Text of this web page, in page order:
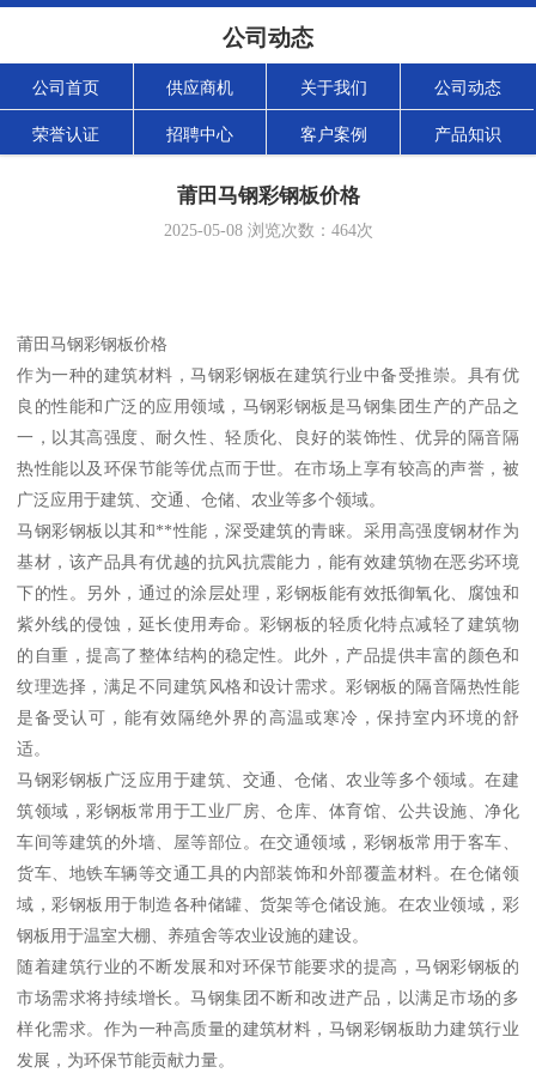
公司动态
公司首页 供应商机 关于我们 公司动态
荣誉认证 招聘中心 客户案例 产品知识
莆田马钢彩钢板价格
2025-05-08浏览次数： 464次
莆田马钢彩钢板价格
作为一种的建筑材料，马钢彩钢板在建筑行业中备受推崇。具有优
良的性能和广泛的应用领域，马钢彩钢板是马钢集团生产的产品之
一，以其高强度、耐久性、轻质化、良好的装饰性、优异的隔音隔
热性能以及环保节能等优点而于世。在市场上享有较高的声誉，被
广泛应用于建筑、交通、仓储、农业等多个领域。
马钢彩钢板以其和**性能，深受建筑的青睐。采用高强度钢材作为
基材，该产品具有优越的抗风抗震能力，能有效建筑物在恶劣环境
下的性。另外，通过的涂层处理，彩钢板能有效抵御氧化、腐蚀和
紫外线的侵蚀，延长使用寿命。彩钢板的轻质化特点减轻了建筑物
的自重，提高了整体结构的稳定性。此外，产品提供丰富的颜色和
纹理选择，满足不同建筑风格和设计需求。彩钢板的隔音隔热性能
是备受认可，能有效隔绝外界的高温或寒冷，保持室内环境的舒
适。
马钢彩钢板广泛应用于建筑、交通、仓储、农业等多个领域。在建
筑领域，彩钢板常用于工业厂房、仓库、体育馆、公共设施、净化
车间等建筑的外墙、屋等部位。在交通领域，彩钢板常用于客车、
货车、地铁车辆等交通工具的内部装饰和外部覆盖材料。在仓储领
域，彩钢板用于制造各种储罐、货架等仓储设施。在农业领域，彩
钢板用于温室大棚、养殖舍等农业设施的建设。
随着建筑行业的不断发展和对环保节能要求的提高，马钢彩钢板的
市场需求将持续增长。马钢集团不断和改进产品，以满足市场的多
样化需求。作为一种高质量的建筑材料，马钢彩钢板助力建筑行业
发展，为环保节能贡献力量。